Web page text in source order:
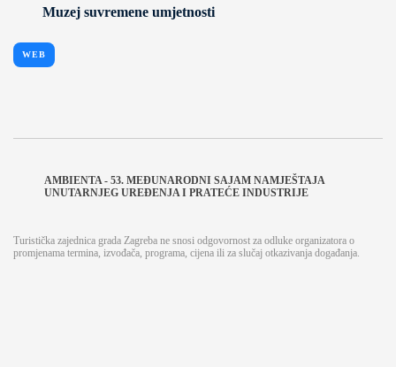
Muzej suvremene umjetnosti
WEB
AMBIENTA - 53. MEĐUNARODNI SAJAM NAMJEŠTAJA
UNUTARNJEG UREĐENJA I PRATEĆE INDUSTRIJE
Turistička zajednica grada Zagreba ne snosi odgovornost za odluke organizatora o
promjenama termina, izvođača, programa, cijena ili za slučaj otkazivanja događanja.